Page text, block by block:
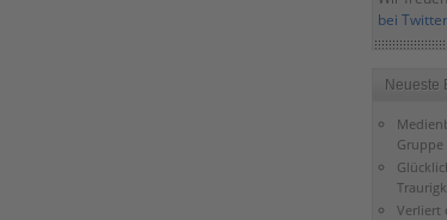
bei Twitter
Neueste
Verliert